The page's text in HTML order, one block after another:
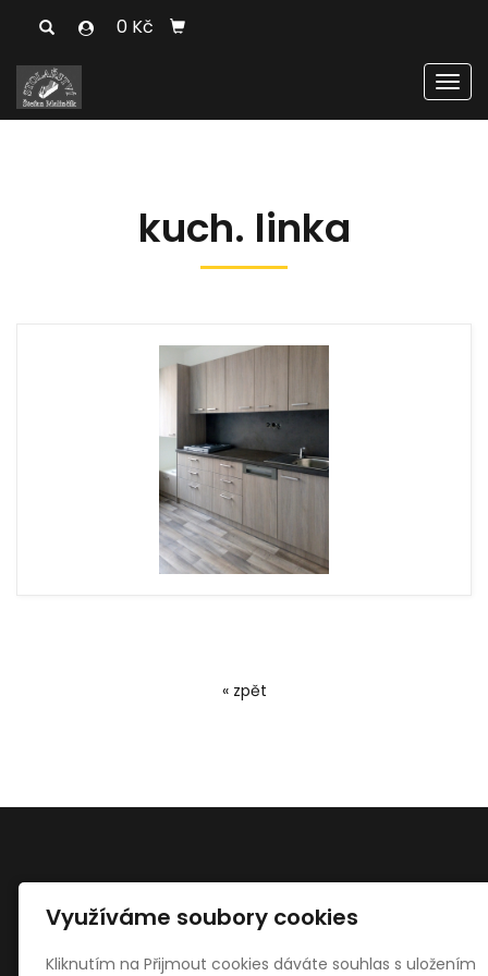
0 Kč
kuch. linka
« zpět
Kontakty
Štefan Malinčík - stolařství
Využíváme soubory cookies
Kliknutím na Přijmout cookies dáváte souhlas s uložením